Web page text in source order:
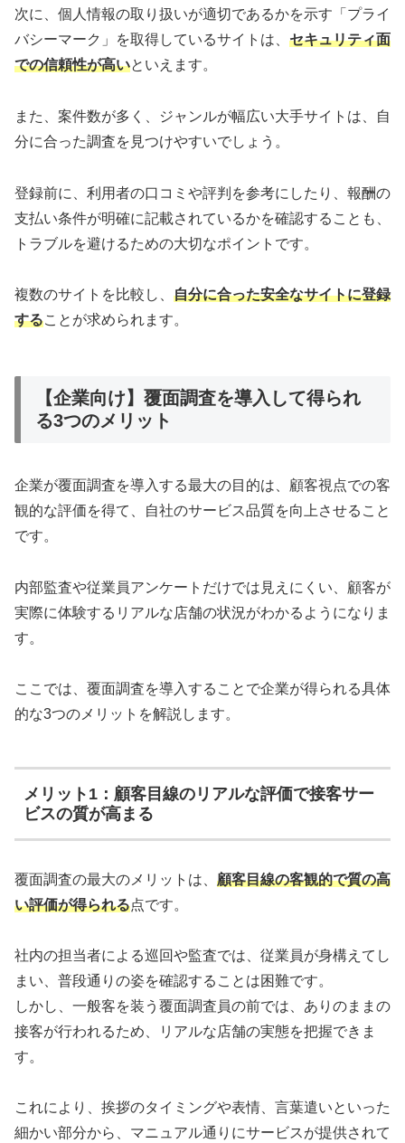
次に、個人情報の取り扱いが適切であるかを示す「プライ
バシーマーク」を取得しているサイトは、 セキュリティ面
での信頼性が高いといえます。
また、案件数が多く、ジャンルが幅広い大手サイトは、自
分に合った調査を見つけやすいでしょう。
登録前に、利用者の口コミや評判を参考にしたり、報酬の
支払い条件が明確に記載されているかを確認することも、
トラブルを避けるための大切なポイントです。
複数のサイトを比較し、 自分に合った安全なサイトに登録
することが求められます。
【企業向け】覆面調査を導入して得られ
る3つのメリット
企業が覆面調査を導入する最大の目的は、顧客視点での客
観的な評価を得て、自社のサービス品質を向上させること
です。
内部監査や従業員アンケートだけでは見えにくい、顧客が
実際に体験するリアルな店舗の状況がわかるようになりま
す。
ここでは、覆面調査を導入することで企業が得られる具体
的な3つのメリットを解説します。
メリット1：顧客目線のリアルな評価で接客サー
ビスの質が高まる
覆面調査の最大のメリットは、 顧客目線の客観的で質の高
い評価が得られる点です。
社内の担当者による巡回や監査では、従業員が身構えてし
まい、普段通りの姿を確認することは困難です。
しかし、一般客を装う覆面調査員の前では、ありのままの
接客が行われるため、リアルな店舗の実態を把握できま
す。
これにより、挨拶のタイミングや表情、言葉遣いといった
細かい部分から、マニュアル通りにサービスが提供されて